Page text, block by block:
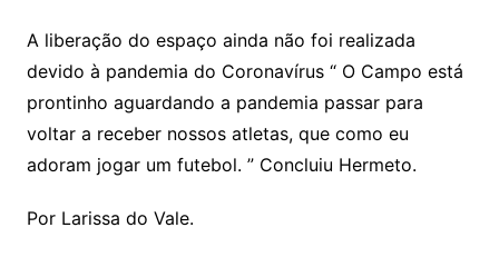
A liberação do espaço ainda não foi realizada
devido à pandemia do Coronavírus “ O Campo está
prontinho aguardando a pandemia passar para
voltar a receber nossos atletas, que como eu
adoram jogar um futebol. ” Concluiu Hermeto.
Por Larissa do Vale.